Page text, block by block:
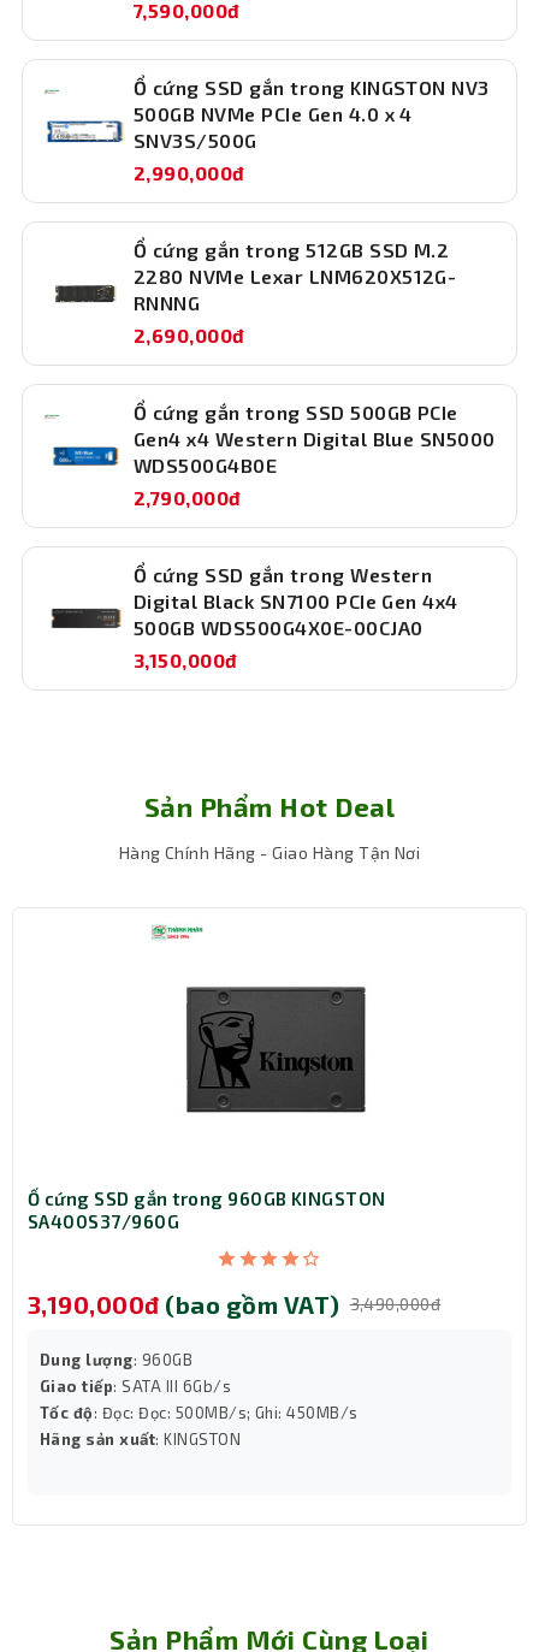
thông dụng như Windows 10, Windows 11 và Mac OS X,
giúp người dùng dễ dàng cài đặt và sử dụng trên nhiều
hệ thống khác nhau. Dạng M.2 2280 nhỏ gọn phù hợp với
hầu hết các bo mạch chủ hiện đại, dễ dàng lắp đặt kể cả
trên các dòng laptop cao cấp hoặc mini PC.
Thương hiệu uy tín, bảo hành dài hạn
Corsair là cái tên đã quá quen thuộc trong giới công
nghệ với hàng loạt sản phẩm phần cứng chất lượng cao.
Corsair MP600 1TB CSSD-F1000GBMP600CXTR2 là ổ
định cao. Với chuẩn PCIe Gen 4, dung lượng lớn và tốc độ
máy tính cá nhân hoặc làm việc chuyên sâu. Đầu tư vào
MP600 là đầu tư vào hiệu quả lâu dài cho cả công việc và
7,590,000đ
Ổ cứng SSD gắn trong KINGSTON NV3
500GB NVMe PCIe Gen 4.0 x 4
SNV3S/500G
2,990,000đ
Ổ cứng gắn trong 512GB SSD M.2
2280 NVMe Lexar LNM620X512G-
RNNNG
2,690,000đ
Ổ cứng gắn trong SSD 500GB PCIe
Gen4 x4 Western Digital Blue SN5000
WDS500G4B0E
2,790,000đ
Ổ cứng SSD gắn trong Western
Digital Black SN7100 PCIe Gen 4x4
500GB WDS500G4X0E-00CJA0
3,150,000đ
Sản Phẩm Hot Deal
Hàng Chính Hãng - Giao Hàng Tận Nơi
Ổ cứng SSD gắn trong 960GB KINGSTON
SA400S37/960G
3,190,000đ (bao gồm VAT) 3,490,000đ
Dung lượng: 960GB
Giao tiếp: SATA III 6Gb/s
Tốc độ: Đọc: Đọc: 500MB/s; Ghi: 450MB/s
Hãng sản xuất: KINGSTON
Sản Phẩm Mới Cùng Loại